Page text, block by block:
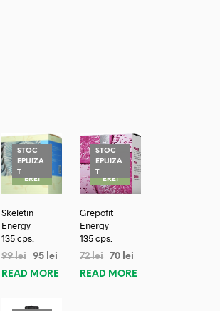
STOC
EPUIZA
TREDUC
ERE!
Skeletin
Energy
135 cps.
99lei 95 lei
READ MORE
STOC
EPUIZA
TREDUC
ERE!
Grepofit
Energy
135 cps.
72lei 70 lei
READ MORE